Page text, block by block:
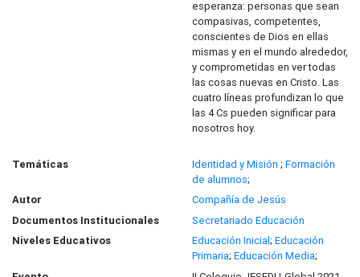
esperanza: personas que sean
compasivas, competentes,
conscientes de Dios en ellas
mismas y en el mundo alrededor,
y comprometidas en ver todas
las cosas nuevas en Cristo. Las
cuatro líneas profundizan lo que
las 4 Cs pueden significar para
nosotros hoy.
Temáticas Identidad y Misión ; Formación
de alumnos;
Autor
Compañía de Jesús
Documentos Institucionales
Secretariado Educación
Niveles Educativos
Educación Inicial; Educación
Primaria; Educación Media;